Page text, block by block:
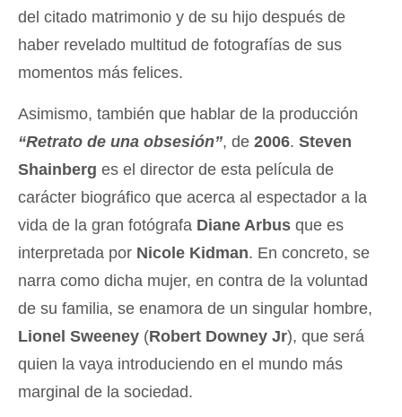
del citado matrimonio y de su hijo después de
haber revelado multitud de fotografías de sus
momentos más felices.
Asimismo, también que hablar de la producción
“Retrato de una obsesión”, de 2006. Steven
Shainberg es el director de esta película de
carácter biográfico que acerca al espectador a la
vida de la gran fotógrafa Diane Arbus que es
interpretada por Nicole Kidman. En concreto, se
narra como dicha mujer, en contra de la voluntad
de su familia, se enamora de un singular hombre,
Lionel Sweeney (Robert Downey Jr), que será
quien la vaya introduciendo en el mundo más
marginal de la sociedad.